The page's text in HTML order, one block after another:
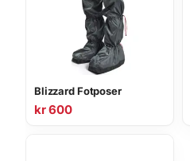
Blizzard Fotposer
kr600